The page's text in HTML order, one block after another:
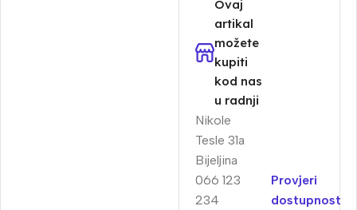
Ovaj
artikal
možete
kupiti
kod nas
u radnji
Nikole
Tesle 31a
Bijeljina
066 123
234
Provjeri
dostupnost